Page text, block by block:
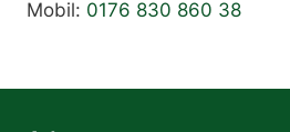
Mobil: 0176 830 860 38